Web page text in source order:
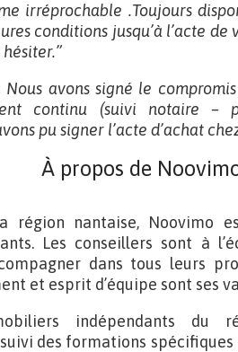
irréprochable .Toujours
conditions jusqu’à l’acte
Nous avons signé le
continu (suivi notaire –
pu signer l’acte d’achat
À propos de
région nantaise, Noovimo
Les conseillers sont à
dans tous leurs
et esprit d’équipe sont ses
indépendants du
des formations